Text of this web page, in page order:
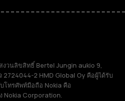
วนลิขสิทธิ์ Bertel Jungin aukio 9,
2724044-2 HMD Global Oy คือผู้ได้รับ
โทรศัพท์มือถือ Nokia คือ
Nokia Corporation.